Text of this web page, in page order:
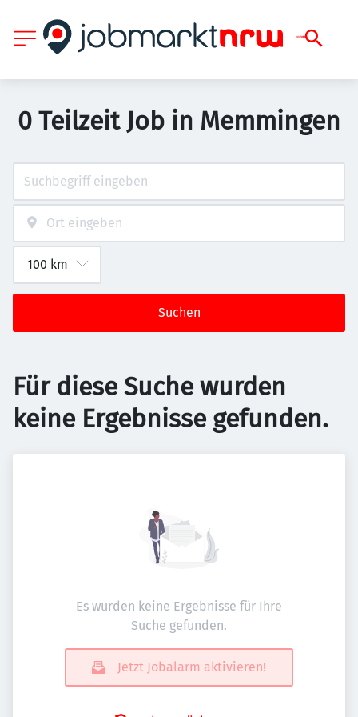
0 Teilzeit Job in Memmingen
Suchen
Für diese Suche wurden
keine Ergebnisse gefunden.
Es wurden keine Ergebnisse für Ihre
Suche gefunden.
Jetzt Jobalarm aktivieren!